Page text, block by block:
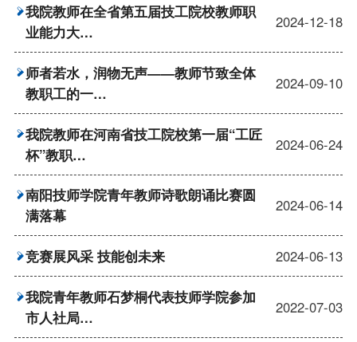
我院教师在全省第五届技工院校教师职
业能力大…
2024-12-18
师者若水，润物无声——教师节致全体
教职工的一…
2024-09-10
我院教师在河南省技工院校第一届“工匠
杯”教职…
2024-06-24
南阳技师学院青年教师诗歌朗诵比赛圆
满落幕
2024-06-14
竞赛展风采 技能创未来 2024-06-13
我院青年教师石梦桐代表技师学院参加
市人社局…
2022-07-03